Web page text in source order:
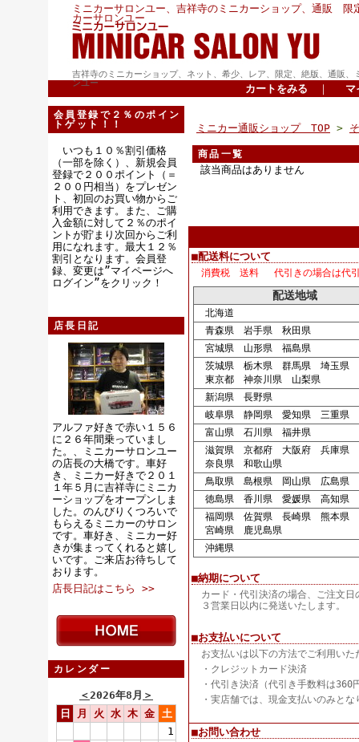
ミニカーサロンユー、吉祥寺のミニカーショップ、通販 限
カーサロンユー
吉祥寺のミニカーショップ、ネット、希少、レア、限定、絶版、通販、
ンユー
カートをみる ｜ マ
会員登録で２％のポイン
トゲット！！
いつも１０％割引価格
（一部を除く）、新規会員
登録で２００ポイント（＝
２００円相当）をプレゼン
ト、初回のお買い物からご
利用できます。また、ご購
入金額に対して２％のポイ
ントが貯まり次回からご利
用になれます。最大１２％
割引となります。会員登
録、変更は”マイページへ
ログイン”をクリック！
店長日記
アルファ好きで赤い１５６
に２６年間乗っていまし
た。、ミニカーサロンユー
の店長の大橋です。車好
き、ミニカー好きで２０１
１年５月に吉祥寺にミニカ
ーショップをオープンしま
した。のんびりくつろいで
もらえるミニカーのサロン
です。車好き、ミニカー好
きが集まってくれると嬉し
いです。ご来店お待ちして
おります。
店長日記はこちら >>
カレンダー
＜2026年8月 ＞
日
月 火 水 木 金 土
1
ミニカー通販ショップ TOP >
商品一覧
該当商品はありません
■配送料について
消費税 送料 代引きの場合は代引
配送地域
北海道
青森県 岩手県 秋田県
宮城県 山形県 福島県
茨城県 栃木県 群馬県 埼玉県
東京都 神奈川県 山梨県
新潟県 長野県
岐阜県 静岡県 愛知県 三重県
富山県 石川県 福井県
滋賀県 京都府 大阪府 兵庫県
奈良県 和歌山県
鳥取県 島根県 岡山県 広島県
徳島県 香川県 愛媛県 高知県
福岡県 佐賀県 長崎県 熊本県
宮崎県 鹿児島県
沖縄県
■納期について
カード・代引決済の場合、ご注文日
３営業日以内に発送いたします。
■お支払いについて
お支払いは以下の方法でご利用いた
・クレジットカード決済
・代引き決済（代引き手数料は360
・実店舗では、現金支払いのみとな
■お問い合わせ